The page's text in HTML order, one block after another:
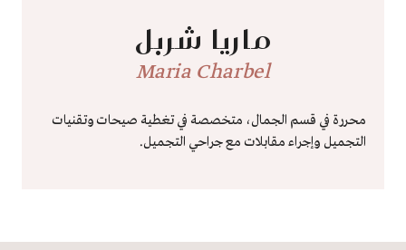
ماريا شربل
Maria Charbel
محررة في قسم الجمال، متخصصة في تغطية صيحات وتقنيات
التجميل وإجراء مقابلات مع جراحي التجميل.